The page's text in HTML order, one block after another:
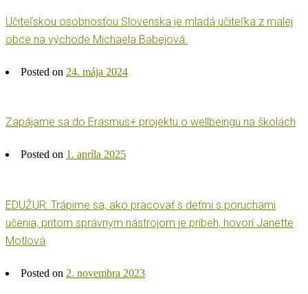
Učiteľskou osobnosťou Slovenska je mladá učiteľka z malej
obce na východe Michaela Babejová.
Posted on 24. mája 2024
Zapájame sa do Erasmus+ projektu o wellbeingu na školách
Posted on 1. apríla 2025
EDUŽUR: Trápime sa, ako pracovať s deťmi s poruchami
učenia, pritom správnym nástrojom je príbeh, hovorí Janette
Motlová
Posted on 2. novembra 2023